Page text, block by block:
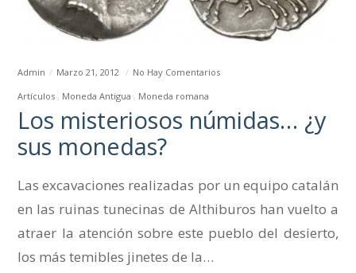
Admin Marzo 21, 2012
No Hay Comentarios
Artículos
Moneda Antigua Moneda romana
Los misteriosos númidas… ¿y
sus monedas?
Las excavaciones realizadas por un equipo catalán
en las ruinas tunecinas de Althiburos han vuelto a
atraer la atención sobre este pueblo del desierto,
los más temibles jinetes de la…